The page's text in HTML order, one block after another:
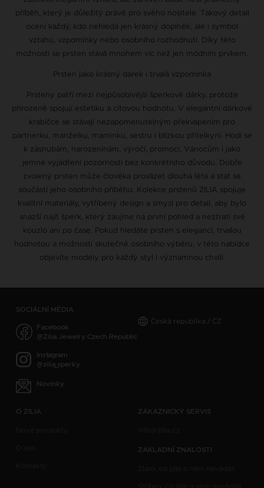
příběh, který je důležitý právě pro svého nositele. Takový detail
ocení každý, kdo nehledá jen krásný doplněk, ale i symbol
vztahu, vzpomínky nebo osobního rozhodnutí. Díky této
možnosti se prsten stává mnohem víc než jen módním prvkem.
Prsten jako krásný dárek i trvalá vzpomínka
Prsteny patří mezi nejpůsobivější šperkové dárky, protože
přirozeně spojují estetiku a citovou hodnotu. V elegantní dárkové
krabičce se stávají nezapomenutelným překvapením pro
partnerku, manželku, maminku, sestru i blízkou přítelkyni. Hodí se
k zásnubám, narozeninám, výročí, promoci, Vánocům i jako
jemné vyjádření pozornosti bez konkrétního důvodu. Dobře
zvolený prsten může člověka provázet dlouhá léta a stát se
součástí jeho osobního příběhu. Kolekce prstenů ZILIA spojuje
kvalitní materiály, vytříbený design a smysl pro detail, aby bylo
snazší najít šperk, který zaujme na první pohled a neztratí své
kouzlo ani po čase. Pokud hledáte prsten s elegancí, trvalou
hodnotou a možností skutečně osobního výběru, v této nabídce
objevíte modely pro každý styl i významnou chvíli.
SOCIÁLNÍ MÉDIA
Facebook
@Zilia.Jewelry.Czech.Republic
Instagram
@zilia_sperky
Novinky
Česká republika / CZ
O ZILIA ZÁKAZNICKÝ SERVIS
ZÁKLADNÍ ZNALOSTI